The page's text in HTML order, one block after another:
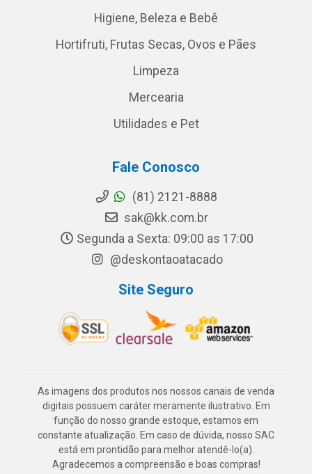
Higiene, Beleza e Bebê
Hortifruti, Frutas Secas, Ovos e Pães
Limpeza
Mercearia
Utilidades e Pet
Fale Conosco
(81) 2121-8888
sak@kk.com.br
Segunda a Sexta: 09:00 as 17:00
@deskontaoatacado
Site Seguro
As imagens dos produtos nos nossos canais de venda
digitais possuem caráter meramente ilustrativo. Em
função do nosso grande estoque, estamos em
constante atualização. Em caso de dúvida, nosso SAC
está em prontidão para melhor atendê-lo(a).
Agradecemos a compreensão e boas compras!